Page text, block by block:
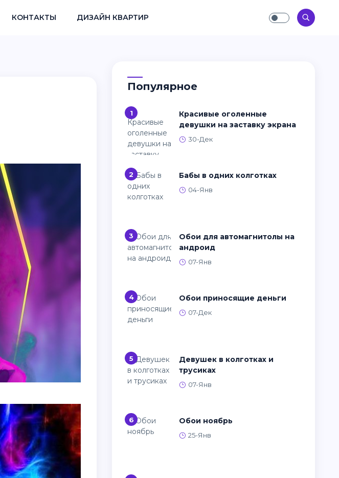
КОНТАКТЫ ДИЗАЙН КВАРТИР
Популярное
1
Красивые оголенные
девушки на заставку экрана
30-Дек
2 Бабы в одних колготках
04-Янв
3
Обои для автомагнитолы на
андроид
07-Янв
4 Обои приносящие деньги
07-Дек
5
Девушек в колготках и
трусиках
07-Янв
6 Обои ноябрь
25-Янв